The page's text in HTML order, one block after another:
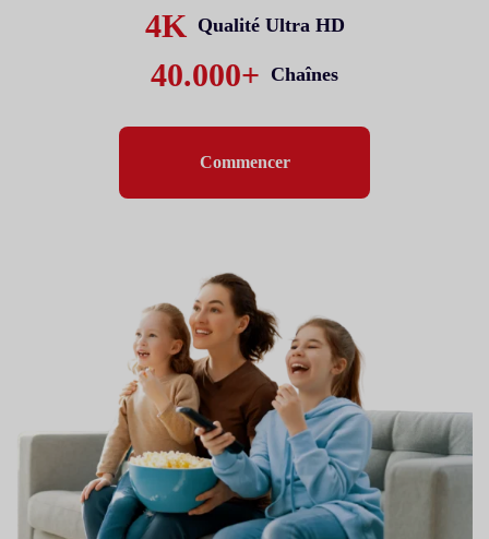
4K Qualité Ultra HD
40.000+ Chaînes
Commencer